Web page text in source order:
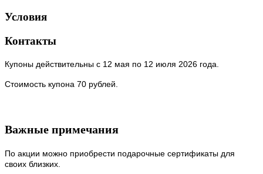
Условия
Контакты
Купоны действительны с 12 мая по 12 июля 2026 года.
Стоимость купона 70 рублей.
Важные примечания
По акции можно приобрести подарочные сертификаты для
своих близких.